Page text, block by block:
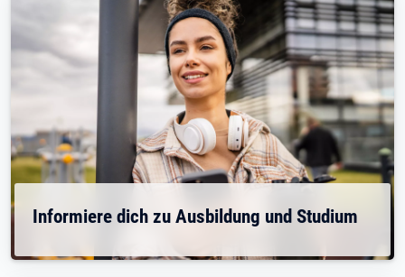
Informiere dich zu Ausbildung und Studium